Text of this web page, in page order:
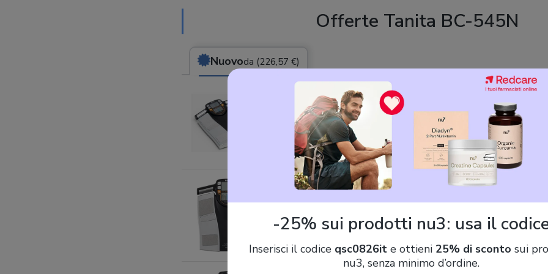
Offerte Tanita BC-545N
Nuovoda (226,57 €)
TANITA Bilancia pesapersona elettronica con Analisi Massa
Corporea TANITA InnerScan BC545N 8 elettrodi
Letture sullo Schermo per Parte del Corpo, 10 Misurazioni,
-25% sui prodotti nu3: usa il
Inserisci il codice qsc0826ite ottieni 25% di sconto sui
nu3, senza minimo d’ordine.